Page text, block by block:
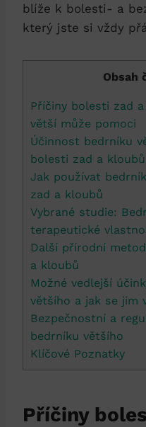
blíže k bolesti- a
který jste si vždy
Obsah
Příčiny bolesti zad
větší může pomoci
Účinnost bedrníku
bolesti zad a kloubů
Jak používat
zad a kloubů
Vybrané studie:
terapeutické
Další přírodní
a kloubů
Možné vedlejší
většího a jak se jim
Bezpečnostní a
bedrníku většího
Klíčové Poznatky
Příčiny